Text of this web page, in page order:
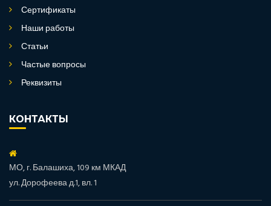
Сертификаты
Наши работы
Статьи
Частые вопросы
Реквизиты
КОНТАКТЫ
МО, г. Балашиха, 109 км МКАД
ул. Дорофеева д.1, вл. 1